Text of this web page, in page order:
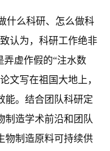
什么科研、怎么做科
认为，科研工作绝非
弄虚作假的“注水数
文写在祖国大地上，
能。结合团队科研定
制造学术前沿和团队
物制造原料可持续供